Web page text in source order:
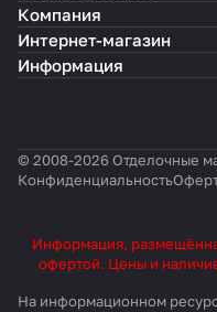
Компания
Интернет-магазин
Информация
© 2008-2026 Отделочные
Конфиденциальность
Информация,
офертой. Цены и
На информационном